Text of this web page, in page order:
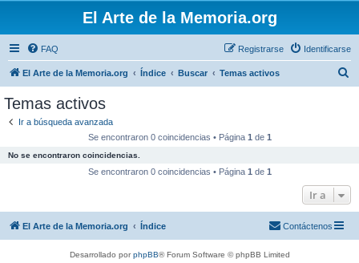
El Arte de la Memoria.org
FAQ Identificarse
Registrarse
El Arte de la Memoria.org Índice Buscar Temas activos
Temas activos
Ir a búsqueda avanzada
Se encontraron 0 coincidencias • Página 1 de 1
No se encontraron coincidencias.
Se encontraron 0 coincidencias • Página 1 de 1
Ir a
El Arte de la Memoria.org Índice Contáctenos
Desarrollado porphpBB® Forum Software © phpBB Limited